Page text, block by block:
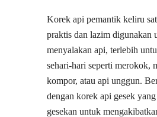
Korek api pemantik keliru
praktis dan lazim digunakan
menyalakan api, terlebih
sehari-hari seperti merokok,
kompor, atau api unggun.
dengan korek api gesek
gesekan untuk